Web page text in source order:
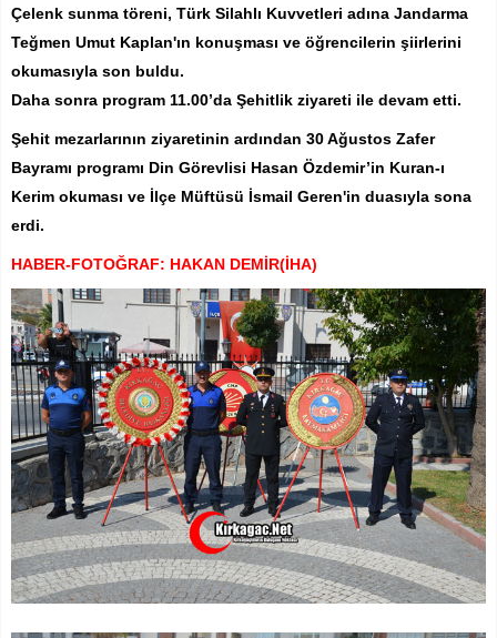
Çelenk sunma töreni, Türk Silahlı Kuvvetleri adına Jandarma
Teğmen Umut Kaplan'ın konuşması ve öğrencilerin şiirlerini
okumasıyla son buldu.
Daha sonra program 11.00’da Şehitlik ziyareti ile devam etti.
Şehit mezarlarının ziyaretinin ardından 30 Ağustos Zafer
Bayramı programı Din Görevlisi Hasan Özdemir’in Kuran-ı
Kerim okuması ve İlçe Müftüsü İsmail Geren'in duasıyla sona
erdi.
HABER-FOTOĞRAF: HAKAN DEMİR(İHA)